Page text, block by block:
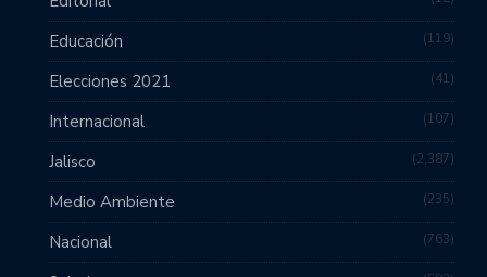
Educación 119
Elecciones 2021 41
Internacional 107
Jalisco 2,387
Medio Ambiente 235
Nacional 763